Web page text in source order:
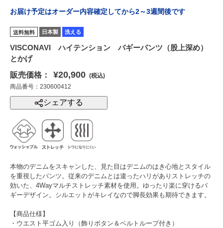
お届け予定はオーダー内容確定してから2～3週間後です
送料無料 日本製 洗える
VISCONAVI ハイテンション バギーパンツ（股上深め）
とかげ
販売価格：
¥20,900 (税込)
商品番号：230600412
シェアする
本物のデニムをスキャンした、見た目はデニムのはき心地とスタイル
を重視したパンツ。従来のデニムとは違ったハリがありストレッチの
効いた、4Wayマルチストレッチ素材を使用。ゆったり楽に穿けるバ
ギーデザイン。シルエットがキレイなので脚長効果も期待できます。
【商品仕様】
・ウエスト平ゴム入り（飾りボタン＆ベルトループ付き）